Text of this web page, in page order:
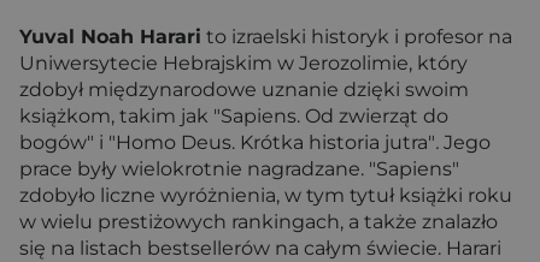
Yuval Noah Harari to izraelski historyk i profesor na
Uniwersytecie Hebrajskim w Jerozolimie, który
zdobył międzynarodowe uznanie dzięki swoim
książkom, takim jak "Sapiens. Od zwierząt do
bogów" i "Homo Deus. Krótka historia jutra". Jego
prace były wielokrotnie nagradzane. "Sapiens"
zdobyło liczne wyróżnienia, w tym tytuł książki roku
w wielu prestiżowych rankingach, a także znalazło
się na listach bestsellerów na całym świecie. Harari